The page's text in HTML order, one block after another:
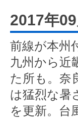
2017年
前線が本州
九州から近
た所も。奈
は猛烈な暑
を更新。台